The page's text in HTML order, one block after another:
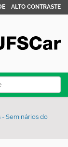
ALTO CONTRASTE
- Seminários do